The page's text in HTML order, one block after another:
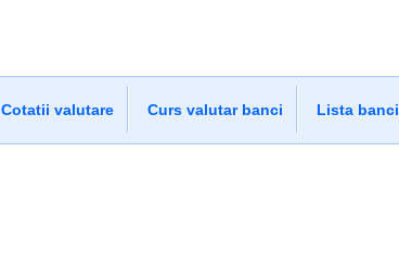
Cotatii valutare Curs valutar banci Lista banci